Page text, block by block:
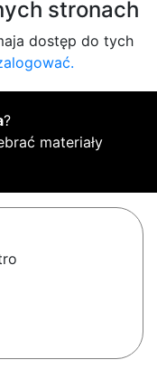
stronach
dostęp do tych
?
materiały